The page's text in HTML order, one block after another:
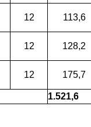
12 113,6
12 128,2
12 175,7
1.521,6